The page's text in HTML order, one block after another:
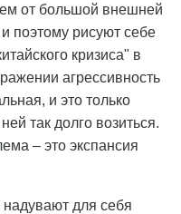
от большой внешней
поэтому рисуют себе
кризиса" в
агрессивность
и это только
так долго возиться.
– это экспансия
надувают для себя